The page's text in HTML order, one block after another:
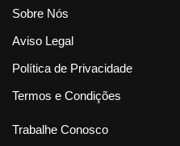
Sobre Nós
Aviso Legal
Política de Privacidade
Termos e Condições
Trabalhe Conosco